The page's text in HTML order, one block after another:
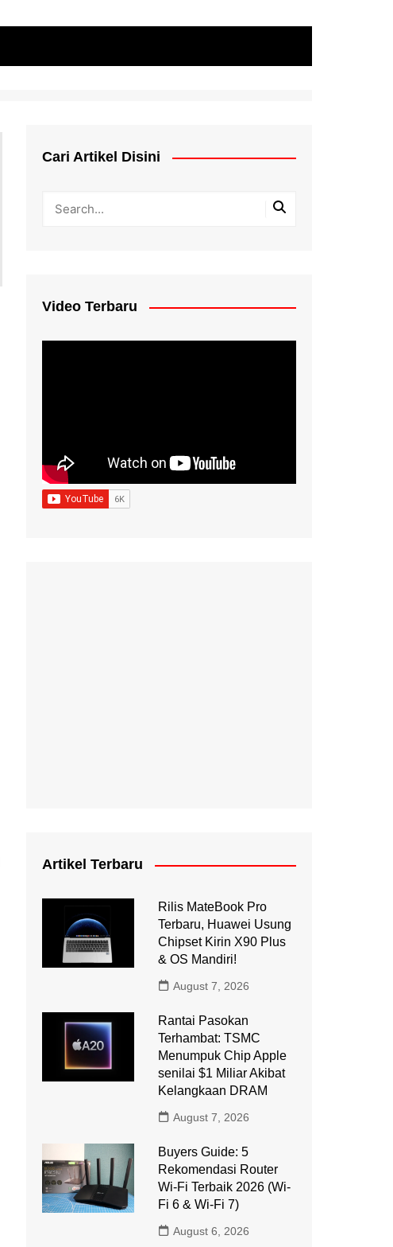
Cari Artikel Disini
Video Terbaru
Artikel Terbaru
Rilis MateBook Pro
Terbaru, Huawei Usung
Chipset Kirin X90 Plus
& OS Mandiri!
August 7, 2026
Rantai Pasokan
Terhambat: TSMC
Menumpuk Chip Apple
senilai $1 Miliar Akibat
Kelangkaan DRAM
August 7, 2026
Buyers Guide: 5
Rekomendasi Router
Wi-Fi Terbaik 2026 (Wi-
Fi 6 & Wi-Fi 7)
August 6, 2026